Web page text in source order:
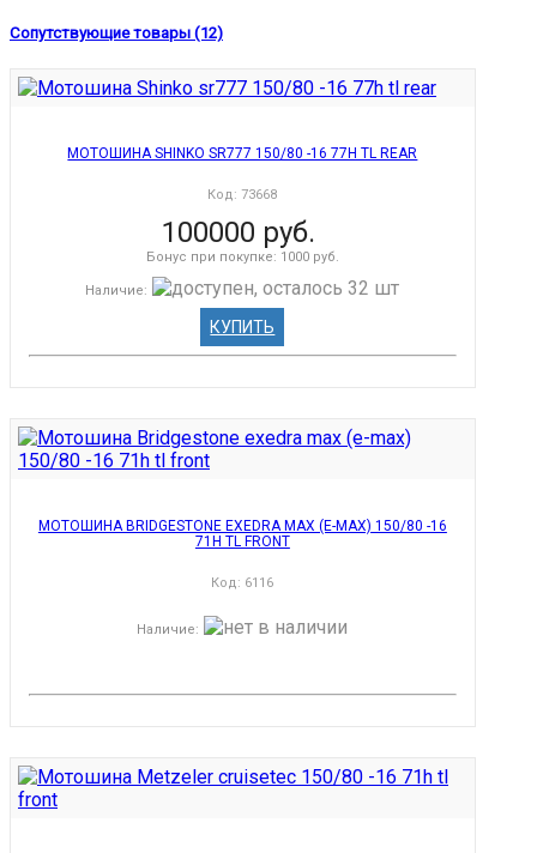
Сопутствующие товары (12)
МОТОШИНА SHINKO SR777 150/80 -16 77H TL REAR
Код:73668
100000 руб.
Бонус при покупке: 1000 руб.
Наличие:
КУПИТЬ
МОТОШИНА BRIDGESTONE EXEDRA MAX (E-MAX) 150/80 -16
71H TL FRONT
Код: 6116
Наличие: